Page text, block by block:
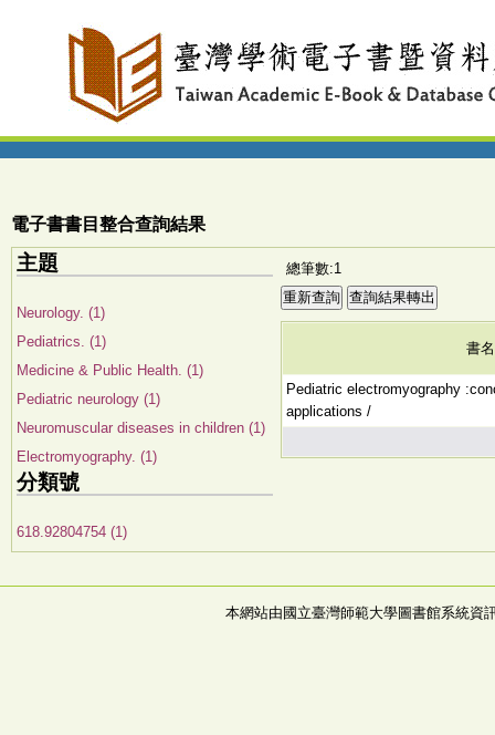
電子書書目整合查詢結果
主題
Neurology. (1)
Pediatrics. (1)
Medicine & Public Health. (1)
Pediatric neurology (1)
Neuromuscular diseases in children (1)
Electromyography. (1)
分類號
618.92804754 (1)
總筆數:1
書名
Pediatric electromyography
applications /
本網站由國立臺灣師範大學圖書館系統資